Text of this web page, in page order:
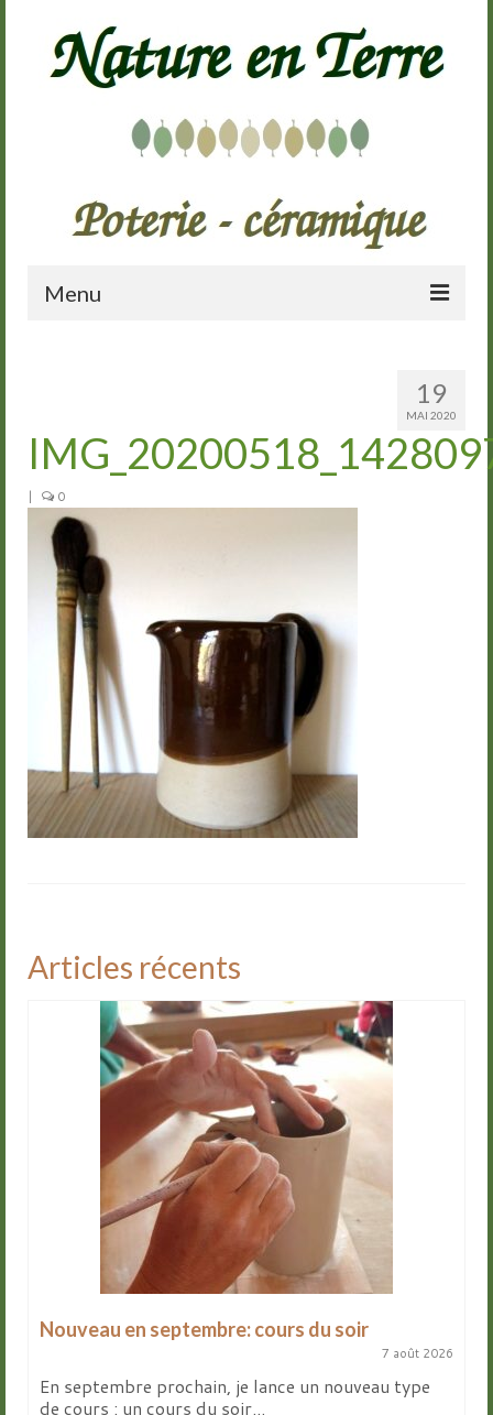
Menu
Galerie
Cours de poterie
Groupes
Livre d’or
Contact
19
MAI 2020
| 0
Articles récents
Nouveau en septembre: cours du soir
7 août 2026
En septembre prochain, je lance un nouveau type
de cours : un cours du soir...